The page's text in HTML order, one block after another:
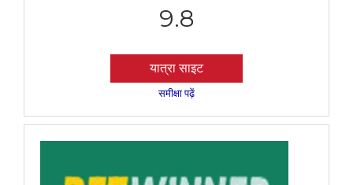
9.8
यात्रा साइट
समीक्षा पढ़ें